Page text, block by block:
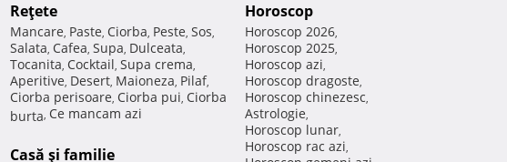
Reţete
Mancare, Paste, Ciorba, Peste, Sos,
Salata, Cafea, Supa, Dulceata,
Tocanita, Cocktail, Supa crema,
Aperitive, Desert, Maioneza, Pilaf,
Ciorba perisoare, Ciorba pui, Ciorba
burta, Ce mancam azi
Casă şi familie
Horoscop
Horoscop 2026,
Horoscop 2025,
Horoscop azi,
Horoscop dragoste,
Horoscop chinezesc,
Astrologie,
Horoscop lunar,
Horoscop rac azi,